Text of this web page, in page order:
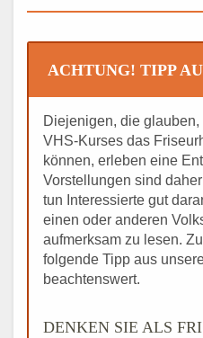
ACHTUNG! TIPP
Diejenigen, die
VHS-Kurses das
können, erleben eine
Vorstellungen sind
tun Interessierte gut
einen oder anderen
aufmerksam zu lesen.
folgende Tipp aus
beachtenswert.
DENKEN SIE ALS